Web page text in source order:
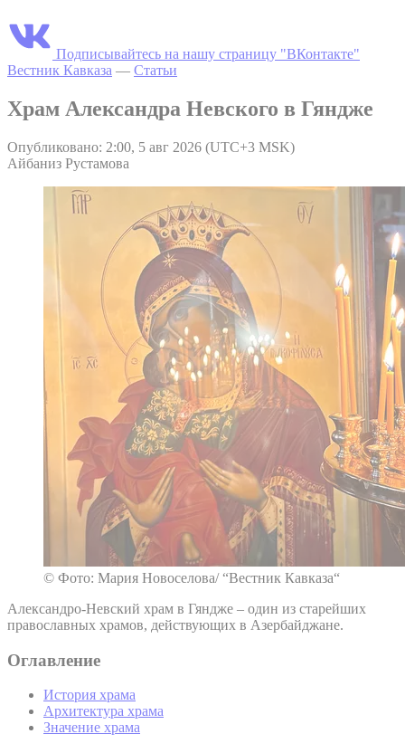
Подписывайтесь на нашу страницу "ВКонтакте"
Вестник Кавказа — Статьи
Храм Александра Невского в Гяндже
Опубликовано: 2:00, 5 авг 2026 (UTC+3 MSK)
Айбаниз Рустамова
© Фото: Мария Новоселова/ “Вестник Кавказа“
Александро-Невский храм в Гяндже – один из старейших
православных храмов, действующих в Азербайджане.
Оглавление
История храма
Архитектура храма
Значение храма